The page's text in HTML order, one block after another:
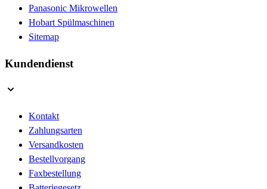
Panasonic Mikrowellen
Hobart Spülmaschinen
Sitemap
Kundendienst
Kontakt
Zahlungsarten
Versandkosten
Bestellvorgang
Faxbestellung